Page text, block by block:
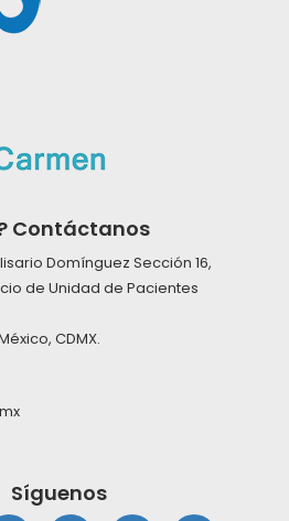
Contáctanos
Domínguez Sección 16,
de Unidad de Pacientes
CDMX.
Síguenos